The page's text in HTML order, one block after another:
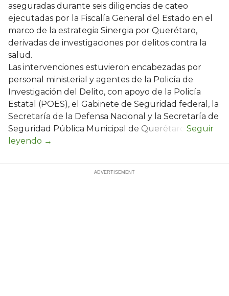
aseguradas durante seis diligencias de cateo
ejecutadas por la Fiscalía General del Estado en el
marco de la estrategia Sinergia por Querétaro,
derivadas de investigaciones por delitos contra la
salud.
Las intervenciones estuvieron encabezadas por
personal ministerial y agentes de la Policía de
Investigación del Delito, con apoyo de la Policía
Estatal (POES), el Gabinete de Seguridad federal, la
Secretaría de la Defensa Nacional y la Secretaría de
Seguridad Pública Municipal de Querétaro.